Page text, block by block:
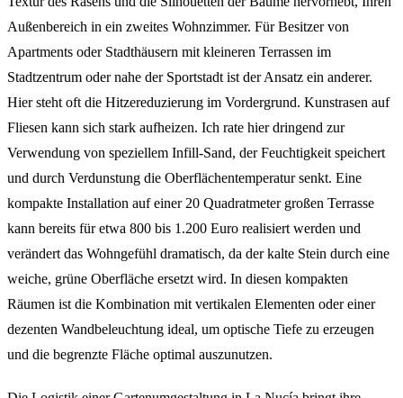
Außenbereich in ein zweites Wohnzimmer. Für Besitzer von
Apartments oder Stadthäusern mit kleineren Terrassen im
Stadtzentrum oder nahe der Sportstadt ist der Ansatz ein anderer.
Hier steht oft die Hitzereduzierung im Vordergrund. Kunstrasen auf
Fliesen kann sich stark aufheizen. Ich rate hier dringend zur
Verwendung von speziellem Infill-Sand, der Feuchtigkeit speichert
und durch Verdunstung die Oberflächentemperatur senkt. Eine
kompakte Installation auf einer 20 Quadratmeter großen Terrasse
kann bereits für etwa 800 bis 1.200 Euro realisiert werden und
verändert das Wohngefühl dramatisch, da der kalte Stein durch eine
weiche, grüne Oberfläche ersetzt wird. In diesen kompakten
Räumen ist die Kombination mit vertikalen Elementen oder einer
dezenten Wandbeleuchtung ideal, um optische Tiefe zu erzeugen
und die begrenzte Fläche optimal auszunutzen.